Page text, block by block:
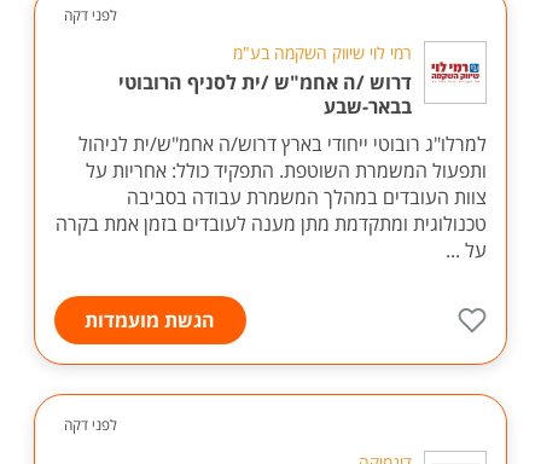
לפני דקה
רמי לוי שיווק השקמה בע"מ
דרוש /ה אחמ"ש /ית לסניף הרובוטי
בבאר-שבע
למרלו"ג רובוטי ייחודי בארץ דרוש/ה אחמ"ש/ית לניהול
ותפעול המשמרת השוטפת. התפקיד כולל: אחריות על
צוות העובדים במהלך המשמרת עבודה בסביבה
טכנולוגית ומתקדמת מתן מענה לעובדים בזמן אמת בקרה
על ...
הגשת מועמדות
לפני דקה